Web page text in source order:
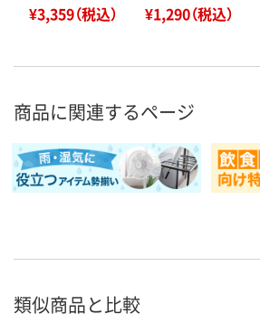
¥3,359（税込） ¥1,290（税込）
商品に関連するページ
類似商品と比較